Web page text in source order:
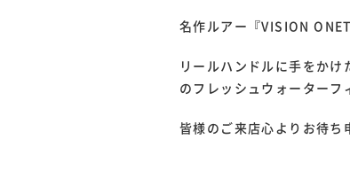
名作ルアー『VISION
リールハンドルに手をか
のフレッシュウォーターフ
皆様のご来店心よりお待ち